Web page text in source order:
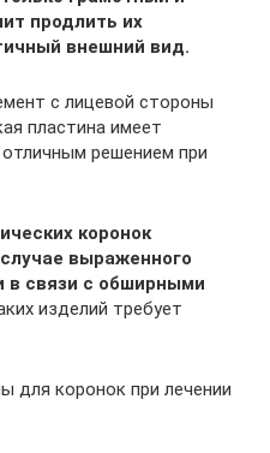
продлить их
внешний вид.
с лицевой стороны
пластина имеет
решением при
коронок
выраженного
в связи с обширными
изделий требует
для коронок при лечении